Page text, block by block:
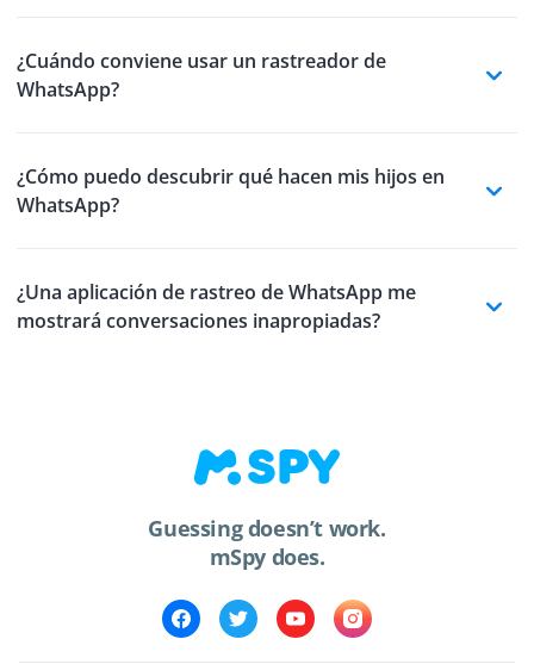
¿Cuándo conviene usar un rastreador de
WhatsApp?
¿Cómo puedo descubrir qué hacen mis hijos en
WhatsApp?
¿Una aplicación de rastreo de WhatsApp me
mostrará conversaciones inapropiadas?
Guessing doesn’t work.
mSpy does.